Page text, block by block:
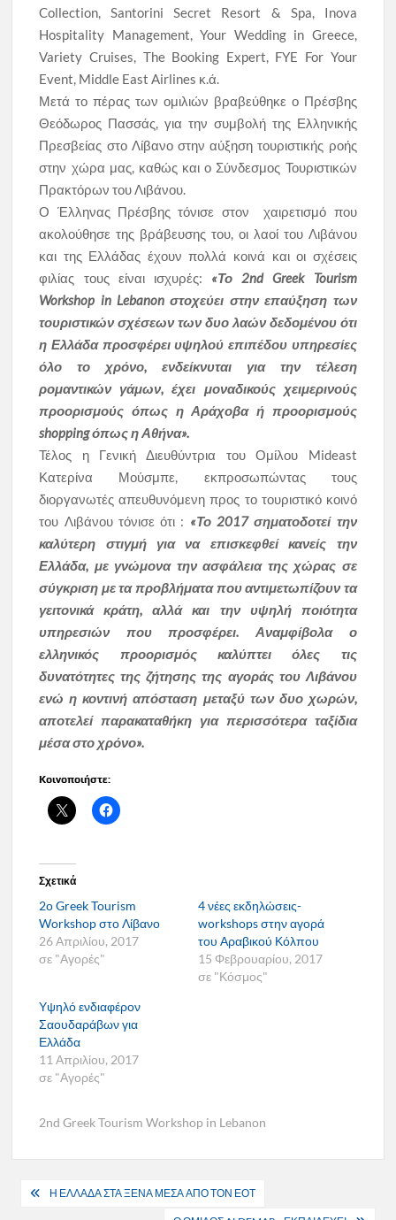
Collection, Santorini Secret Resort & Spa, Inova
Hospitality Management, Your Wedding in Greece,
Variety Cruises, The Booking Expert, FYE For Your
Event, Middle East Airlines κ.ά.
Μετά το πέρας των ομιλιών βραβεύθηκε ο Πρέσβης
Θεόδωρος Πασσάς, για την συμβολή της Ελληνικής
Πρεσβείας στο Λίβανο στην αύξηση τουριστικής ροής
στην χώρα μας, καθώς και ο Σύνδεσμος Τουριστικών
Πρακτόρων του Λιβάνου.
Ο Έλληνας Πρέσβης τόνισε στον χαιρετισμό που
ακολούθησε της βράβευσης του, οι λαοί του Λιβάνου
και της Ελλάδας έχουν πολλά κοινά και οι σχέσεις
φιλίας τους είναι ισχυρές: «Το 2nd Greek Tourism
Workshop in Lebanon στοχεύει στην επαύξηση των
τουριστικών σχέσεων των δυο λαών δεδομένου ότι
η Ελλάδα προσφέρει υψηλού επιπέδου υπηρεσίες
όλο το χρόνο, ενδείκνυται για την τέλεση
ρομαντικών γάμων, έχει μοναδικούς χειμερινούς
προορισμούς όπως η Αράχοβα ή προορισμούς
shopping όπως η Αθήνα».
Τέλος η Γενική Διευθύντρια του Ομίλου Mideast
Κατερίνα Μούσμπε, εκπροσωπώντας τους
διοργανωτές απευθυνόμενη προς το τουριστικό κοινό
του Λιβάνου τόνισε ότι : «Το 2017 σηματοδοτεί την
καλύτερη στιγμή για να επισκεφθεί κανείς την
Ελλάδα, με γνώμονα την ασφάλεια της χώρας σε
σύγκριση με τα προβλήματα που αντιμετωπίζουν τα
γειτονικά κράτη, αλλά και την υψηλή ποιότητα
υπηρεσιών που προσφέρει. Αναμφίβολα ο
ελληνικός προορισμός καλύπτει όλες τις
δυνατότητες της ζήτησης της αγοράς του Λιβάνου
ενώ η κοντινή απόσταση μεταξύ των δυο χωρών,
αποτελεί παρακαταθήκη για περισσότερα ταξίδια
μέσα στο χρόνο».
Κοινοποιήστε:
Σχετικά
2ο Greek Tourism
Workshop στο Λίβανο
26 Απριλίου, 2017
σε "Αγορές"
4 νέες εκδηλώσεις-
workshops στην αγορά
του Αραβικού Κόλπου
15 Φεβρουαρίου, 2017
σε "Κόσμος"
Υψηλό ενδιαφέρον
Σαουδαράβων για
Ελλάδα
11 Απριλίου, 2017
σε "Αγορές"
2nd Greek Tourism Workshop in Lebanon
Πλοήγηση
Η ΕΛΛΑΔΑ ΣΤΑ ΞΕΝΑ ΜΕΣΑ ΑΠΟ ΤΟΝ ΕΟΤ